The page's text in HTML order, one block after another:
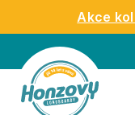
obsah
Akce